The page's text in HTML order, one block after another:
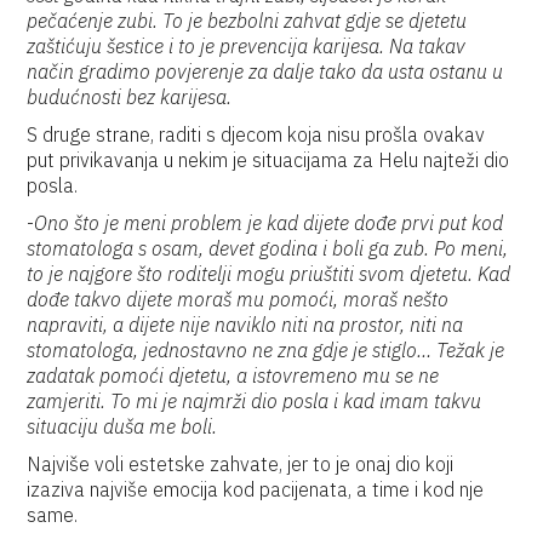
pečaćenje zubi. To je bezbolni zahvat gdje se djetetu
zaštićuju šestice i to je prevencija karijesa. Na takav
način gradimo povjerenje za dalje tako da usta ostanu u
budućnosti bez karijesa.
S druge strane, raditi s djecom koja nisu prošla ovakav
put privikavanja u nekim je situacijama za Helu najteži dio
posla.
-Ono što je meni problem je kad dijete dođe prvi put kod
stomatologa s osam, devet godina i boli ga zub. Po meni,
to je najgore što roditelji mogu priuštiti svom djetetu. Kad
dođe takvo dijete moraš mu pomoći, moraš nešto
napraviti, a dijete nije naviklo niti na prostor, niti na
stomatologa, jednostavno ne zna gdje je stiglo… Težak je
zadatak pomoći djetetu, a istovremeno mu se ne
zamjeriti. To mi je najmrži dio posla i kad imam takvu
situaciju duša me boli.
Najviše voli estetske zahvate, jer to je onaj dio koji
izaziva najviše emocija kod pacijenata, a time i kod nje
same.